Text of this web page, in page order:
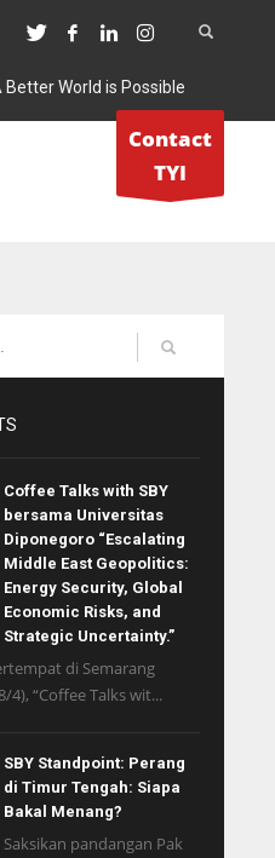
Better World is Possible
Contact
TYI
Coffee Talks with SBY
bersama Universitas
Diponegoro “Escalating
Middle East Geopolitics:
Energy Security, Global
Economic Risks, and
Strategic Uncertainty.”
di Semarang
4), “Coffee Talks wit...
SBY Standpoint: Perang
di Timur Tengah: Siapa
Bakal Menang?
Saksikan pandangan Pak